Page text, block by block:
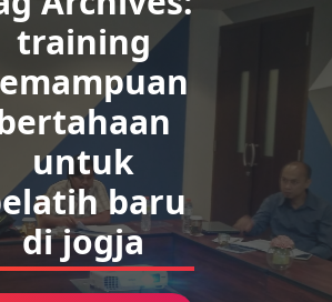
training
untuk
baru
di jogja